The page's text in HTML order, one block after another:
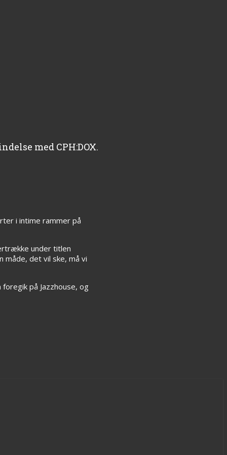
med CPH:DOX.
i intime rammer på
under titlen
måde, det vil ske, må vi
foregik på Jazzhouse, og